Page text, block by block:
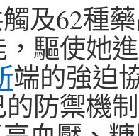
及62種
驅使她
端的強迫
防禦機